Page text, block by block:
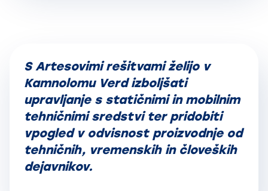
S Artesovimi rešitvami želijo v
Kamnolomu Verd izboljšati
upravljanje s statičnimi in mobilnim
tehničnimi sredstvi ter pridobiti
vpogled v odvisnost proizvodnje od
tehničnih, vremenskih in človeških
dejavnikov.